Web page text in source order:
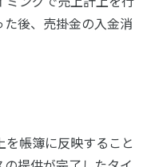
後、売掛金の入金消
帳簿に反映すること